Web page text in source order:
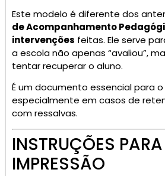
Este modelo é diferente dos
de Acompanhamento
intervenções feitas. Ele serve
a escola não apenas “avaliou”,
tentar recuperar o aluno.
É um documento essencial para
especialmente em casos de
com ressalvas.
INSTRUÇÕES PARA
IMPRESSÃO